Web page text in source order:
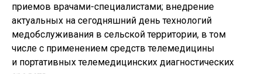
приемов врачами-специалистами; внедрение
актуальных на сегодняшний день технологий
медобслуживания в сельской территории, в том
числе с применением средств телемедицины
и портативных телемедицинских диагностических